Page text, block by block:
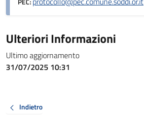
Ulteriori Informazioni
Ultimo aggiornamento
31/07/2025 10:31
Indietro